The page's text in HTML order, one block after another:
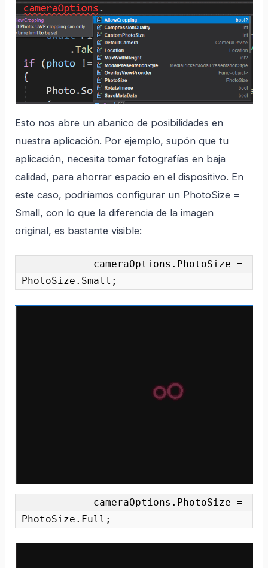
Esto nos abre un abanico de posibilidades en
nuestra aplicación. Por ejemplo, supón que tu
aplicación, necesita tomar fotografías en baja
calidad, para ahorrar espacio en el dispositivo. En
este caso, podríamos configurar un PhotoSize =
Small, con lo que la diferencia de la imagen
original, es bastante visible:
PhotoSize.Small;
PhotoSize.Full;